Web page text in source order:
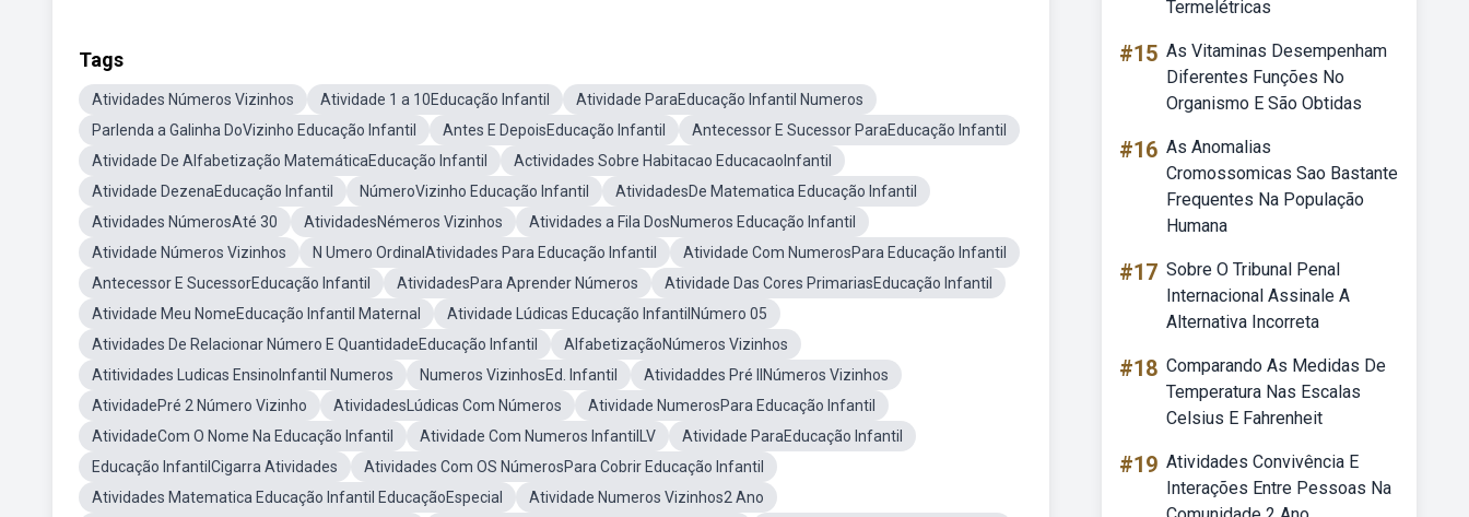
Tags
Atividades Números Vizinhos Atividade 1 a 10Educação Infantil
Atividade ParaEducação Infantil Numeros
Parlenda a Galinha DoVizinho Educação Infantil
Antes E DepoisEducação Infantil
Antecessor E Sucessor ParaEducação Infantil
Atividade De Alfabetização MatemáticaEducação Infantil
Actividades Sobre Habitacao EducacaoInfantil
Atividade DezenaEducação Infantil
NúmeroVizinho Educação Infantil
AtividadesDe Matematica Educação Infantil
Atividades NúmerosAté 30
AtividadesNémeros Vizinhos
Atividades a Fila DosNumeros Educação Infantil
Atividade Números Vizinhos
N Umero OrdinalAtividades Para Educação Infantil
Atividade Com NumerosPara Educação Infantil
Antecessor E SucessorEducação Infantil
AtividadesPara Aprender Números
Atividade Das Cores PrimariasEducação Infantil
Atividade Meu NomeEducação Infantil Maternal
Atividade Lúdicas Educação InfantilNúmero 05
Atividades De Relacionar Número E QuantidadeEducação Infantil
AlfabetizaçãoNúmeros Vizinhos
Atitividades Ludicas EnsinoInfantil Numeros
Numeros VizinhosEd. Infantil
Atividaddes Pré IINúmeros Vizinhos
AtividadePré 2 Número Vizinho
AtividadesLúdicas Com Números
Atividade NumerosPara Educação Infantil
AtividadeCom O Nome Na Educação Infantil
Atividade Com Numeros InfantilLV
Atividade ParaEducação Infantil
Educação InfantilCigarra Atividades
Atividades Com OS NúmerosPara Cobrir Educação Infantil
Atividades Matematica Educação Infantil EducaçãoEspecial
Atividade Numeros Vizinhos2 Ano
Termelétricas
#15 As Vitaminas Desempenham
Diferentes Funções No
Organismo E São Obtidas
#16 As Anomalias
Cromossomicas Sao Bastante
Frequentes Na População
Humana
#17 Sobre O Tribunal Penal
Internacional Assinale A
Alternativa Incorreta
#18 Comparando As Medidas De
Temperatura Nas Escalas
Celsius E Fahrenheit
#19 Atividades Convivência E
Interações Entre Pessoas Na